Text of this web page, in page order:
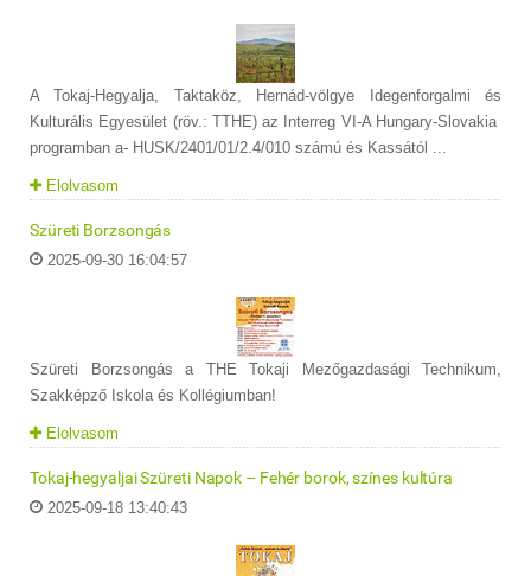
A Tokaj-Hegyalja, Taktaköz, Hernád-völgye Idegenforgalmi és
Kulturális Egyesület (röv.: TTHE) az Interreg VI-A Hungary-Slovakia
programban a- HUSK/2401/01/2.4/010 számú és Kassától ...
Elolvasom
Szüreti Borzsongás
2025-09-30 16:04:57
Szüreti Borzsongás a THE Tokaji Mezőgazdasági Technikum,
Szakképző Iskola és Kollégiumban!
Elolvasom
Tokaj-hegyaljai Szüreti Napok – Fehér borok, színes kultúra
2025-09-18 13:40:43